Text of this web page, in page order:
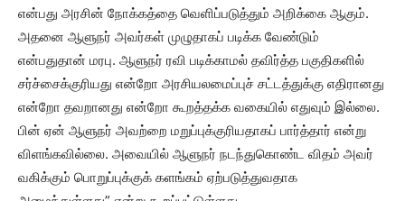
என்பது அரசின் நோக்கத்தை வெளிப்படுத்தும் அறிக்கை ஆகும்.
அதனை ஆளுநர் அவர்கள் முழுதாகப் படிக்க வேண்டும்
என்பதுதான் மரபு. ஆளுநர் ரவி படிக்காமல் தவிர்த்த பகுதிகளில்
சர்ச்சைக்குரியது என்றோ அரசியலமைப்புச் சட்டத்துக்கு எதிரானது
என்றோ தவறானது என்றோ கூறத்தக்க வகையில் எதுவும் இல்லை.
பின் ஏன் ஆளுநர் அவற்றை மறுப்புக்குரியதாகப் பார்த்தார் என்று
விளங்கவில்லை. அவையில் ஆளுநர் நடந்துகொண்ட விதம் அவர்
வகிக்கும் பொறுப்புக்குக் களங்கம் ஏற்படுத்துவதாக